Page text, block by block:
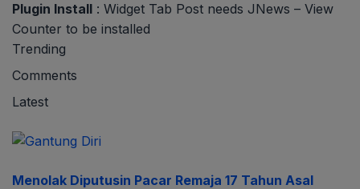
Plugin Install : Widget Tab Post needs JNews – View
Counter to be installed
Trending
Comments
Latest
Menolak Diputusin Pacar Remaja 17 Tahun Asal